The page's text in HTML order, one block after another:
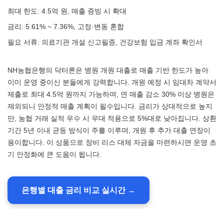
최대 한도: 4.5억 원, 매출 증빙 시 확대
금리: 5.61% ~ 7.36%, 고정·변동 혼합
필요 서류: 의료기관 개설 신고필증, 건강보험 입금 계좌 확인서
NH농협은행의 닥터론은 병원 개원 대출로 매출 기반 한도가 높아
이미 운영 중이신 분들에게 강력합니다. 개원 예정 시 임대차 계약서
제출로 최대 4.5억 원까지 가능하며, 연 매출 감소 30% 이상 병원은
제외되니 안정적 매출 계획이 필수입니다. 금리가 상대적으로 높지
만, 농협 거래 실적 우수 시 우대 적용으로 5%대로 낮아집니다. 상환
기간 5년 이내 균등 방식이 주를 이루며, 개원 후 추가 대출 연장이
용이합니다. 이 상품으로 장비 리스 대체 자금을 마련하시면 운영 초
기 안정화에 큰 도움이 됩니다.
은행별 대출 금리 비교 실시간 →